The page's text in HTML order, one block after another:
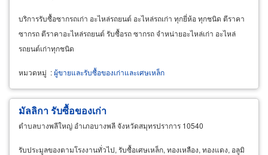
บริการรับซื้อซากรถเก่า อะไหล่รถยนต์ อะไหล่รถเก่า ทุกยี่ห้อ ทุกชนิด ตีราคา
ซากรถ ตีราคาอะไหล่รถยนต์ รับซื้อรถ ซากรถ จำหน่ายอะไหล่เก่า อะไหล่
รถยนต์เก่าทุกชนิด
หมวดหมู่ :ผู้ขายและรับซื้อของเก่าและเศษเหล็ก
มัลลิกา รับซื้อของเก่า
ตำบลบางพลีใหญ่ อำเภอบางพลี จังหวัดสมุทรปราการ 10540
รับประมูลของตามโรงงานทั่วไป, รับซื้อเศษเหล็ก, ทองเหลือง, ทองแดง, อลูมิ